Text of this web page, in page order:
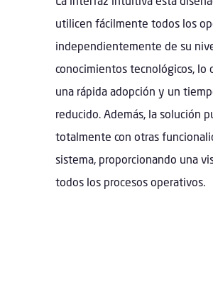
utilicen fácilmente todos los
independientemente de su
conocimientos tecnológicos, lo
una rápida adopción y un
reducido. Además, la solución
totalmente con otras
sistema, proporcionando una
todos los procesos operativos.